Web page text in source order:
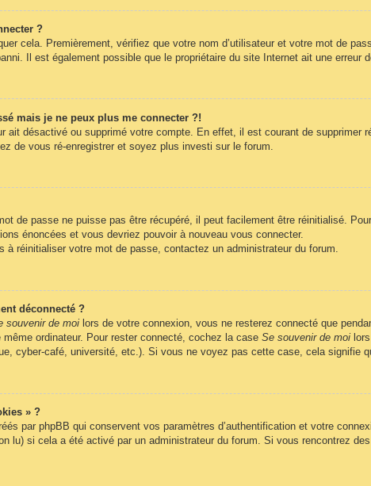
?
cela. Premièrement, vérifiez que votre nom d’utilisateur et votre mot de
Il est également possible que le propriétaire du site Internet ait une erreur
mais je ne peux plus me connecter ?!
ait désactivé ou supprimé votre compte. En effet, il est courant de
de vous ré-enregistrer et soyez plus investi sur le forum.
de passe ne puisse pas être récupéré, il peut facilement être réinitialisé.
énoncées et vous devriez pouvoir à nouveau vous connecter.
à réinitialiser votre mot de passe, contactez un administrateur du forum.
déconnecté ?
souvenir de moi lors de votre connexion, vous ne resterez connecté que
ordinateur. Pour rester connecté, cochez la case Se souvenir de moi
cyber-café, université, etc.). Si vous ne voyez pas cette case, cela signifie
» ?
par phpBB qui conservent vos paramètres d’authentification et votre
lu) si cela a été activé par un administrateur du forum. Si vous rencontrez